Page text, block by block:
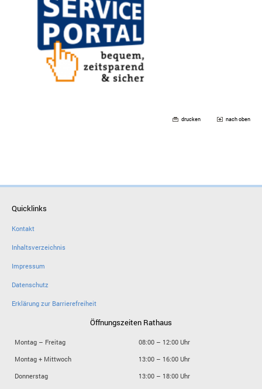
drucken nach oben
Quicklinks
Kontakt
Inhaltsverzeichnis
Impressum
Datenschutz
Erklärung zur Barrierefreiheit
Öffnungszeiten Rathaus
Montag – Freitag
08:00 – 12:00 Uhr
Montag + Mittwoch
13:00 – 16:00 Uhr
Donnerstag
13:00 – 18:00 Uhr